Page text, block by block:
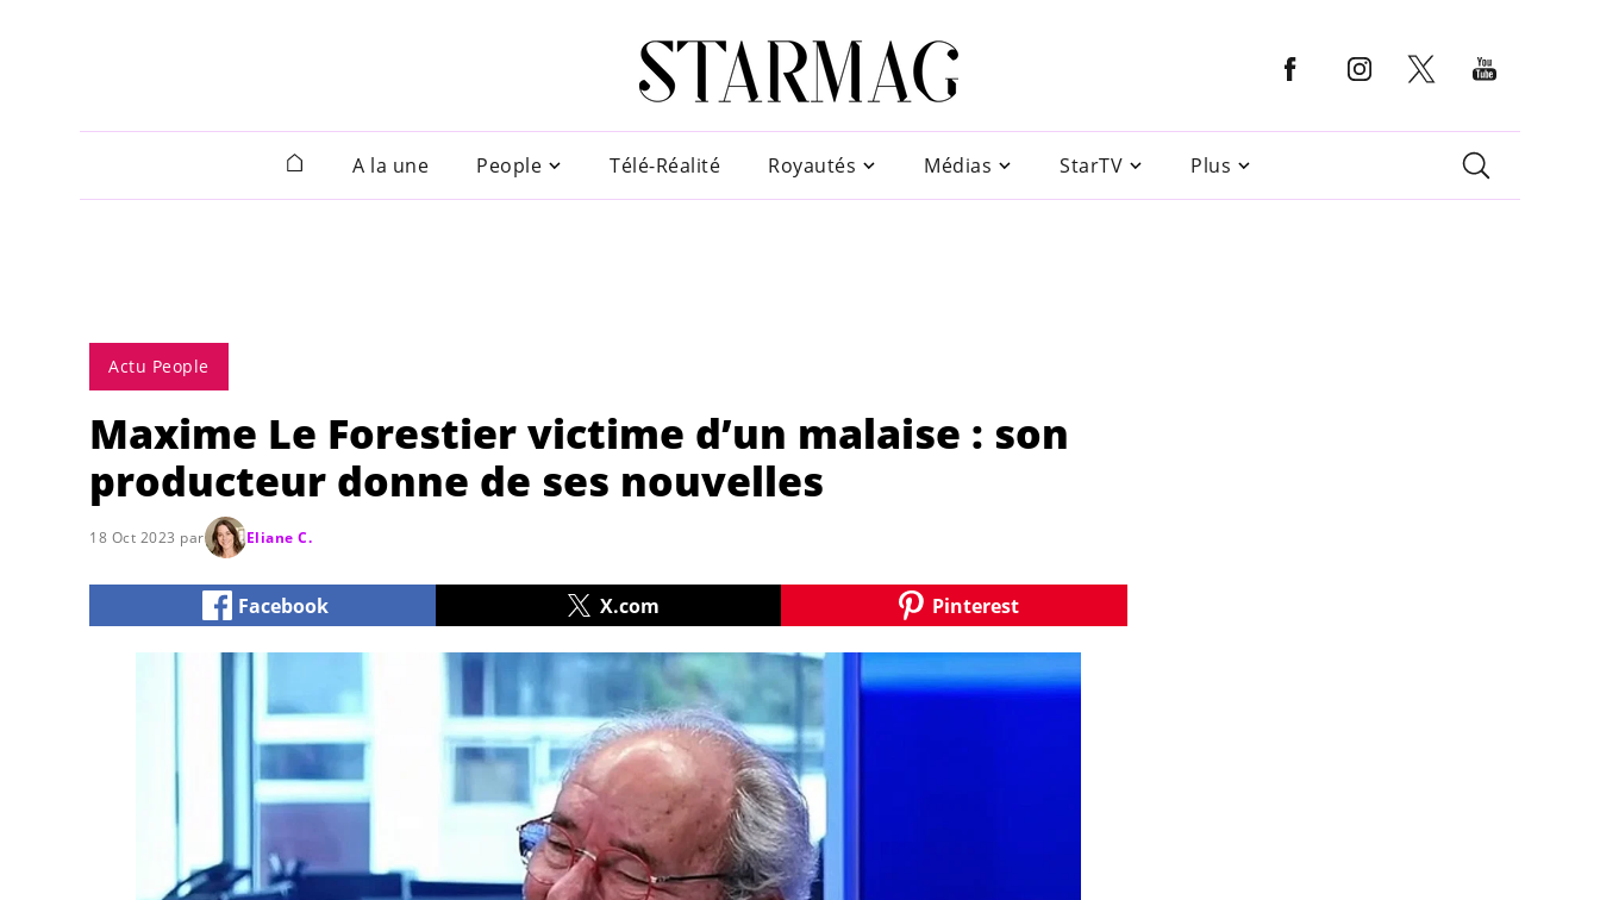
A la une People Télé-Réalité Royautés Médias StarTV Plus
Actu People
Maxime Le Forestier victime d’un malaise : son
producteur donne de ses nouvelles
18 Oct 2023 par Eliane C.
Facebook X.com Pinterest